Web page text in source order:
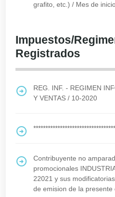
grafito, etc.) / Mes de
Impuestos/
Registrados
REG. INF. - REGIMEN
Y VENTAS / 10-2020
Contribuyente no
promocionales
22021 y sus
de emision de la presente